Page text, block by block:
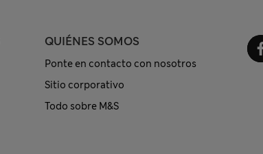
QUIÉNES SOMOS
Ponte en contacto con nosotros
Sitio corporativo
Todo sobre M&S